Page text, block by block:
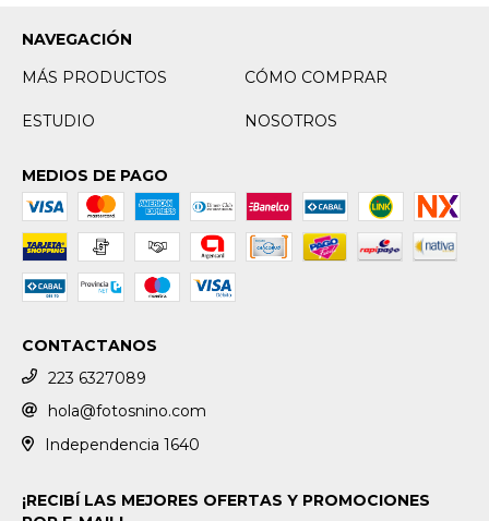
NAVEGACIÓN
MÁS PRODUCTOS
CÓMO COMPRAR
ESTUDIO NOSOTROS
MEDIOS DE PAGO
CONTACTANOS
223 6327089
hola@fotosnino.com
Independencia 1640
¡RECIBÍ LAS MEJORES OFERTAS Y PROMOCIONES